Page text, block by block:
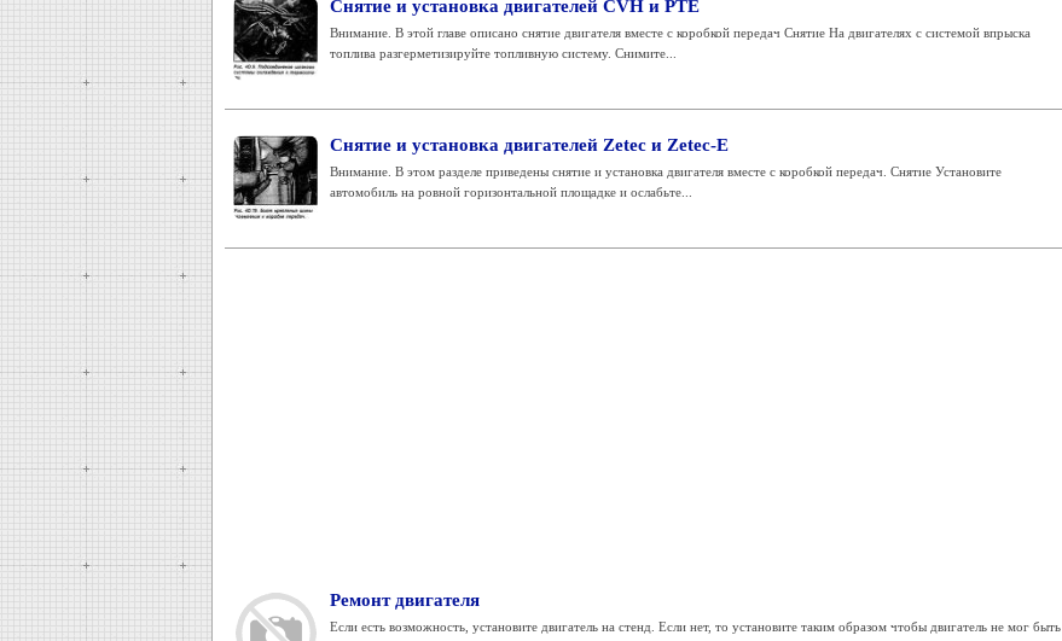
Снятие и установка двигателей CVH и РТЕ
Внимание. В этой главе описано снятие двигателя вместе с коробкой передач Снятие На двигателях с системой впрыска
топлива разгерметизируйте топливную систему. Снимите...
Снятие и установка двигателей Zetec и Zetec-E
Внимание. В этом разделе приведены снятие и установка двигателя вместе с коробкой передач. Снятие Установите
автомобиль на ровной горизонтальной площадке и ослабьте...
Ремонт двигателя
Если есть возможность, установите двигатель на стенд. Если нет, то установите таким образом чтобы двигатель не мог быть